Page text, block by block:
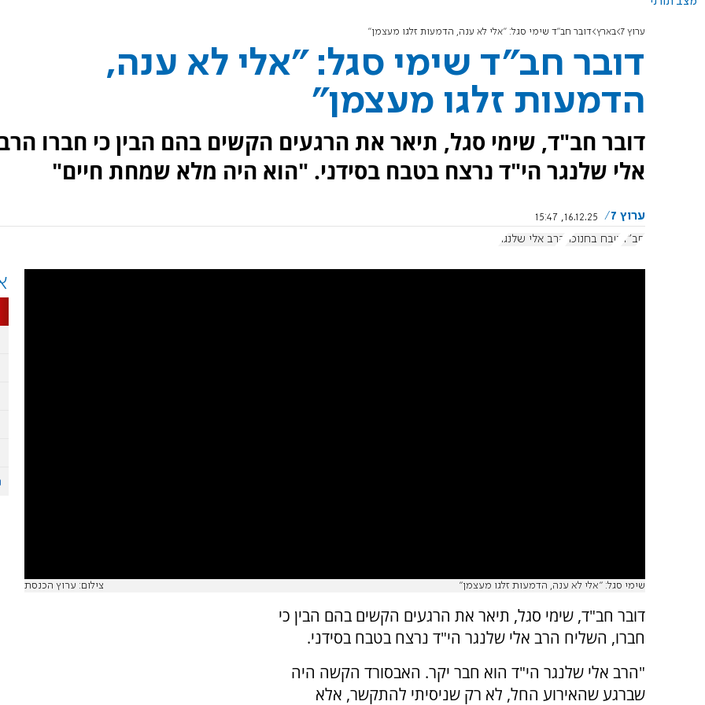
ערוץ 7 בארץ דובר חב"ד שימי סגל: "אלי לא ענה, הדמעות זלגו מעצמן"
דובר חב"ד שימי סגל: "אלי לא ענה,
הדמעות זלגו מעצמן"
דובר חב"ד, שימי סגל, תיאר את הרגעים הקשים בהם הבין כי חברו
אלי שלנגר הי"ד נרצח בטבח בסידני. "הוא היה מלא שמחת חיים"
ערוץ 7
16.12.25, 15:47
חב"ד טבח בחנוכה הרב אלי שלנגר
שימי סגל: "אלי לא ענה, הדמעות זלגו מעצמן" צילום: ערוץ הכנסת
דובר חב"ד, שימי סגל, תיאר את הרגעים הקשים בהם הבין כי
חברו, השליח הרב אלי שלנגר הי"ד נרצח בטבח בסידני.
"הרב אלי שלנגר הי"ד הוא חבר יקר. האבסורד הקשה היה
שברגע שהאירוע החל, לא רק שניסיתי להתקשר, אלא